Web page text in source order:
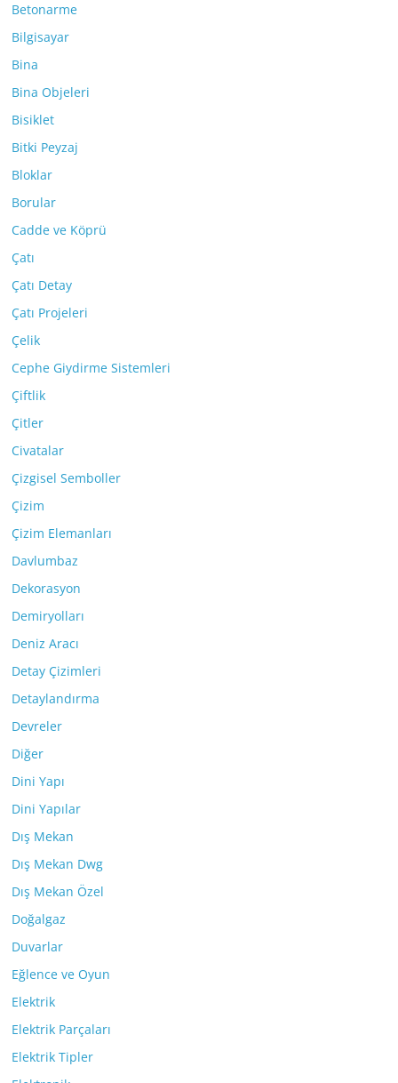
Betonarme
Bilgisayar
Bina
Bina Objeleri
Bisiklet
Bitki Peyzaj
Bloklar
Borular
Cadde ve Köprü
Çatı
Çatı Detay
Çatı Projeleri
Çelik
Cephe Giydirme Sistemleri
Çiftlik
Çitler
Civatalar
Çizgisel Semboller
Çizim
Çizim Elemanları
Davlumbaz
Dekorasyon
Demiryolları
Deniz Aracı
Detay Çizimleri
Detaylandırma
Devreler
Diğer
Dini Yapı
Dini Yapılar
Dış Mekan
Dış Mekan Dwg
Dış Mekan Özel
Doğalgaz
Duvarlar
Eğlence ve Oyun
Elektrik
Elektrik Parçaları
Elektrik Tipler